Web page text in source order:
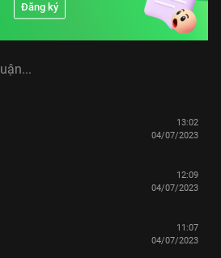
Đăng ký
13:02
04/07/2023
12:09
04/07/2023
11:07
04/07/2023